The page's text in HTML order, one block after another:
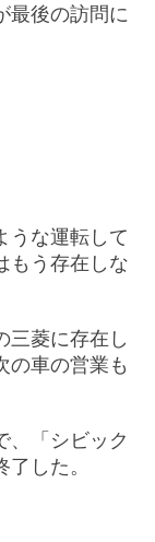
最後の訪問に
うな運転して
もう存在しな
三菱に存在し
の車の営業も
、「シビック
した。